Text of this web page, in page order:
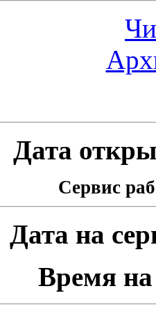
Дата
Сервис
Дата на
Время на